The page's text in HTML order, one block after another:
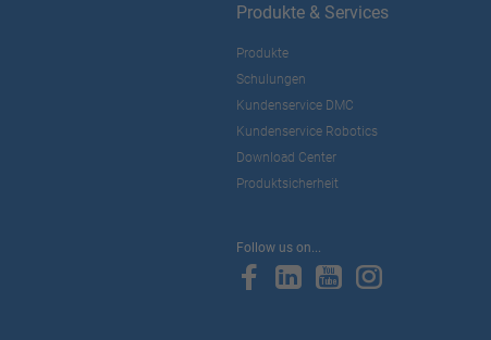
Produkte & Services
Produkte
Schulungen
Kundenservice DMC
Kundenservice Robotics
Download Center
Produktsicherheit
Follow us on...